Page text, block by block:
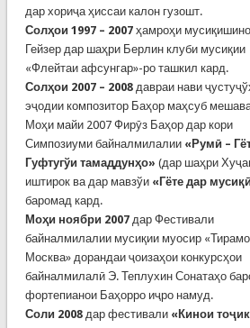
дар хориҷа ҳиссаи калон гузошт.
Солҳои 1997 – 2007ҳамроҳи
Гейзер дар шаҳри Берлин клуби мусиқии
«Флейтаи афсунгар»-ро ташкил кард.
Солҳои 2007 – 2008давраи нави
эҷодии композитор Баҳор маҳсуб
Моҳи майи 2007 Фирӯз Баҳор дар кори
Симпозиуми байналмилалии «Румӣ –
Гуфтугўи тамаддунҳо» (дар шаҳри
иштирок ва дар мавзўи «Гёте дар
баромад кард.
Моҳи ноябри 2007дар Фестивали
байналмилалии мусиқии муосир
Москва» дорандаи ҷоизаҳои конкурсҳои
байналмилалӣ Э. Теплухин Сонатаҳо
фортепианои Баҳорро иҷро намуд.
Соли 2008дар фестивали «Кинои